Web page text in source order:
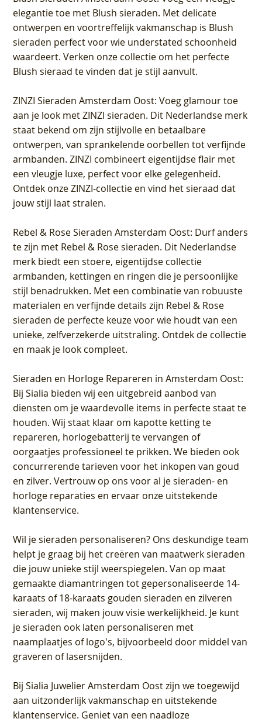
elegantie toe met Blush sieraden. Met delicate
ontwerpen en voortreffelijk vakmanschap is Blush
sieraden perfect voor wie understated schoonheid
waardeert. Verken onze collectie om het perfecte
Blush sieraad te vinden dat je stijl aanvult.
ZINZI Sieraden Amsterdam Oost: Voeg glamour toe
aan je look met ZINZI sieraden. Dit Nederlandse merk
staat bekend om zijn stijlvolle en betaalbare
ontwerpen, van sprankelende oorbellen tot verfijnde
armbanden. ZINZI combineert eigentijdse flair met
een vleugje luxe, perfect voor elke gelegenheid.
Ontdek onze ZINZI-collectie en vind het sieraad dat
jouw stijl laat stralen.
Rebel & Rose Sieraden Amsterdam Oost: Durf anders
te zijn met Rebel & Rose sieraden. Dit Nederlandse
merk biedt een stoere, eigentijdse collectie
armbanden, kettingen en ringen die je persoonlijke
stijl benadrukken. Met een combinatie van robuuste
materialen en verfijnde details zijn Rebel & Rose
sieraden de perfecte keuze voor wie houdt van een
unieke, zelfverzekerde uitstraling. Ontdek de collectie
en maak je look compleet.
Sieraden en Horloge Repareren in Amsterdam Oost:
Bij Sialia bieden wij een uitgebreid aanbod van
diensten om je waardevolle items in perfecte staat te
houden. Wij staat klaar om kapotte ketting te
repareren, horlogebatterij te vervangen of
oorgaatjes professioneel te prikken. We bieden ook
concurrerende tarieven voor het inkopen van goud
en zilver. Vertrouw op ons voor al je sieraden- en
horloge reparaties en ervaar onze uitstekende
klantenservice.
Wil je sieraden personaliseren? Ons deskundige team
helpt je graag bij het creëren van maatwerk sieraden
die jouw unieke stijl weerspiegelen. Van op maat
gemaakte diamantringen tot gepersonaliseerde 14-
karaats of 18-karaats gouden sieraden en zilveren
sieraden, wij maken jouw visie werkelijkheid. Je kunt
je sieraden ook laten personaliseren met
naamplaatjes of logo's, bijvoorbeeld door middel van
graveren of lasersnijden.
BijSialia Juwelier Amsterdam Oostzijn we toegewijd
aan uitzonderlijk vakmanschap en uitstekende
klantenservice. Geniet van een naadloze